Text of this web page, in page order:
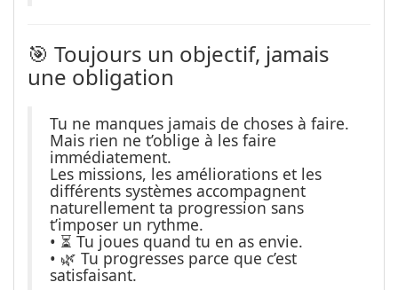
🎯 Toujours un objectif, jamais
une obligation
Tu ne manques jamais de choses à faire.
Mais rien ne t’oblige à les faire
immédiatement.
Les missions, les améliorations et les
différents systèmes accompagnent
naturellement ta progression sans
t’imposer un rythme.
• ⏳ Tu joues quand tu en as envie.
• 🌿 Tu progresses parce que c’est
satisfaisant.